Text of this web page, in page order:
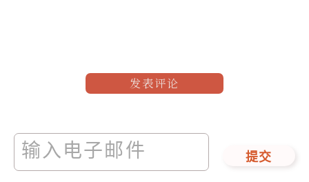
发表评论
提交